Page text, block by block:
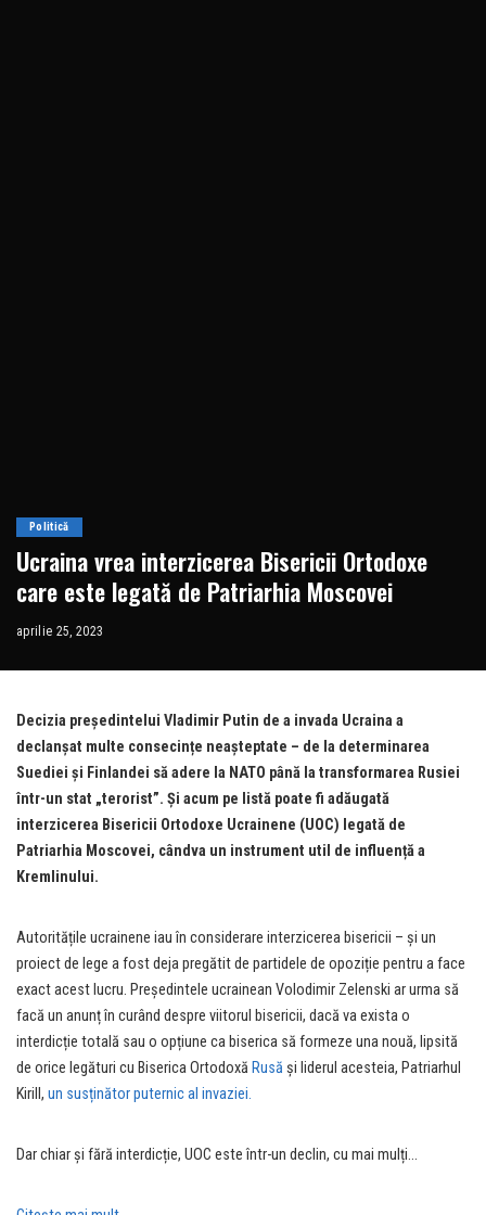
Politică
Ucraina vrea interzicerea Bisericii Ortodoxe
care este legată de Patriarhia Moscovei
aprilie 25, 2023
Decizia președintelui Vladimir Putin de a invada Ucraina a
declanșat multe consecințe neașteptate – de la determinarea
Suediei și Finlandei să adere la NATO până la transformarea Rusiei
într-un stat „terorist”. Și acum pe listă poate fi adăugată
interzicerea Bisericii Ortodoxe Ucrainene (UOC) legată de
Patriarhia Moscovei, cândva un instrument util de influență a
Kremlinului.
Autoritățile ucrainene iau în considerare interzicerea bisericii – și un
proiect de lege a fost deja pregătit de partidele de opoziție pentru a face
exact acest lucru. Președintele ucrainean Volodimir Zelenski ar urma să
facă un anunț în curând despre viitorul bisericii, dacă va exista o
interdicție totală sau o opțiune ca biserica să formeze una nouă, lipsită
de orice legături cu Biserica Ortodoxă Rusă și liderul acesteia, Patriarhul
Kirill, un susținător puternic al invaziei.
Dar chiar și fără interdicție, UOC este într-un declin, cu mai mulți…